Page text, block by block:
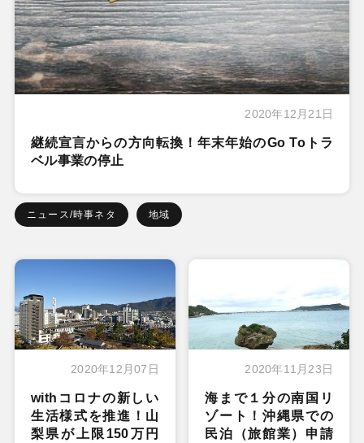
2020年12月21日
継続宣言からの方向転換！年末年始のGo Toトラ
ベル事業の停止
ニュース/時事ネタ 地域
2020年12月07日
withコロナの新しい
生活様式を推進！山
梨県が上限150万円
2020年11月23日
海まで１分の南国リ
ゾート！沖縄県での
民泊（旅館業）申請